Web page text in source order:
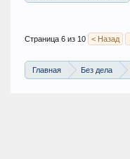
Страница 6 из 10 < Назад
Главная Без дела